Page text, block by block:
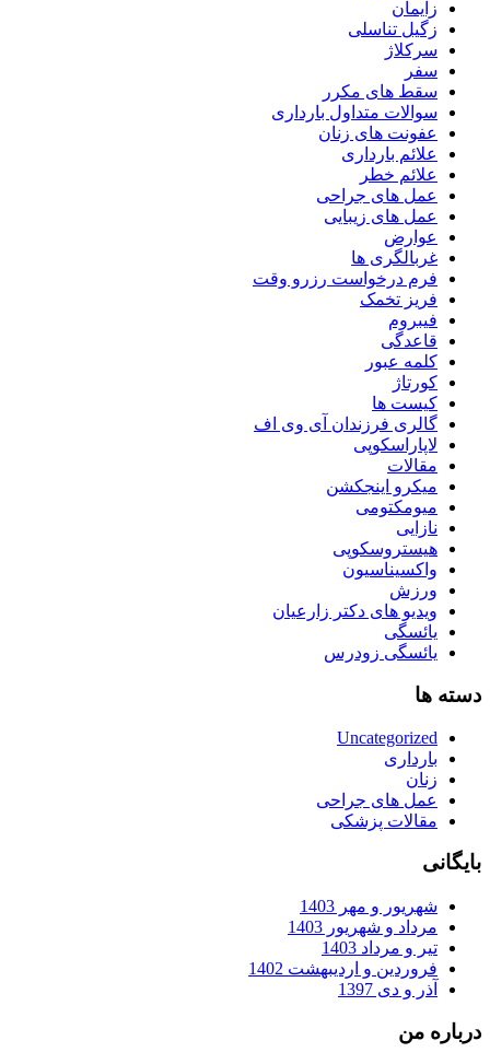
زایمان
زگیل تناسلی
سرکلاژ
سفر
سقط های مکرر
سوالات متداول بارداری
عفونت های زنان
علائم بارداری
علائم خطر
عمل های جراحی
عمل های زیبایی
عوارض
غربالگری ها
فرم درخواست رزرو وقت
فریز تخمک
فیبروم
قاعدگی
کلمه عبور
کورتاژ
کیست ها
گالری فرزندان آی وی اف
لاپاراسکوپی
مقالات
میکرو اینجکشن
میومکتومی
نازایی
هیستروسکوپی
واکسیناسیون
ورزش
ویدیو های دکتر زارعیان
یائسگی
یائسگی زودرس
دسته ها
Uncategorized
بارداری
زنان
عمل های جراحی
مقالات پزشکی
بایگانی
شهریور و مهر 1403
مرداد و شهریور 1403
تیر و مرداد 1403
فروردین و اردیبهشت 1402
آذر و دی 1397
درباره من